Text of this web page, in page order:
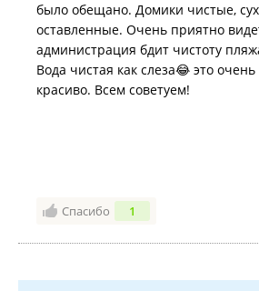
было обещано. Домики чистые,
оставленные. Очень приятно
администрация бдит чистоту
Вода чистая как слеза😂 это
красиво. Всем советуем!
Спасибо 1